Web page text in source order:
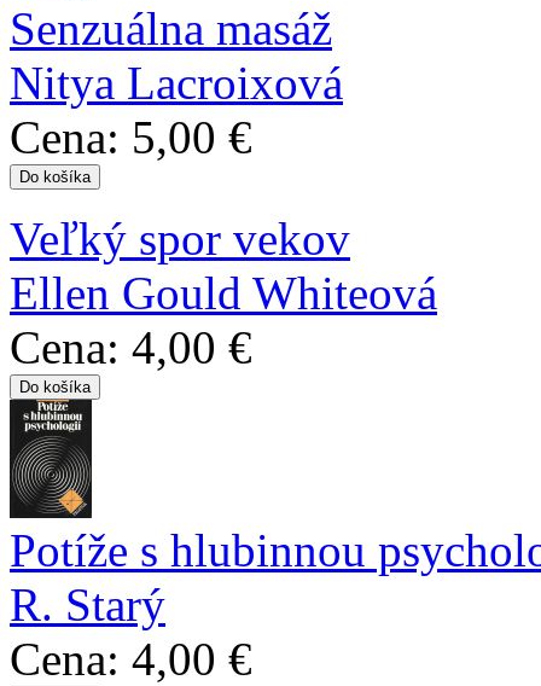
Senzuálna masáž
Nitya Lacroixová
Cena: 5,00 €
Veľký spor vekov
Ellen Gould Whiteová
Cena: 4,00 €
Potíže s hlubinnou
R. Starý
Cena: 4,00 €